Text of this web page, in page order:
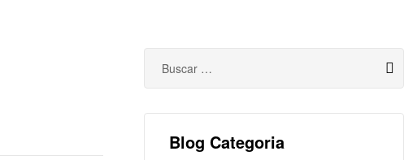
Blog Categoria